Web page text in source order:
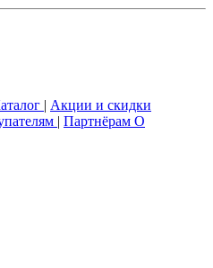
| Акции и скидки
| Партнёрам О